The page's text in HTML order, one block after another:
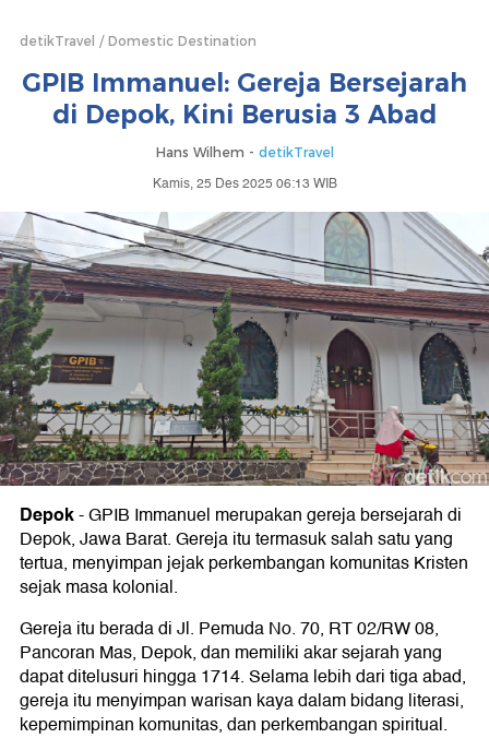
detikTravel Domestic Destination
GPIB Immanuel: Gereja Bersejarah
di Depok, Kini Berusia 3 Abad
Hans Wilhem - detikTravel
Kamis, 25 Des 2025 06:13 WIB
Depok-GPIB Immanuel merupakan gereja bersejarah di
Depok, Jawa Barat. Gereja itu termasuk salah satu yang
tertua, menyimpan jejak perkembangan komunitas Kristen
sejak masa kolonial.
Gereja itu berada di Jl. Pemuda No. 70, RT 02/RW 08,
Pancoran Mas, Depok, dan memiliki akar sejarah yang
dapat ditelusuri hingga 1714. Selama lebih dari tiga abad,
gereja itu menyimpan warisan kaya dalam bidang literasi,
kepemimpinan komunitas, dan perkembangan spiritual.